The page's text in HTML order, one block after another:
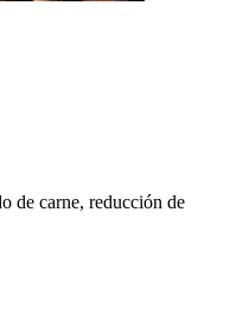
de carne, reducción de